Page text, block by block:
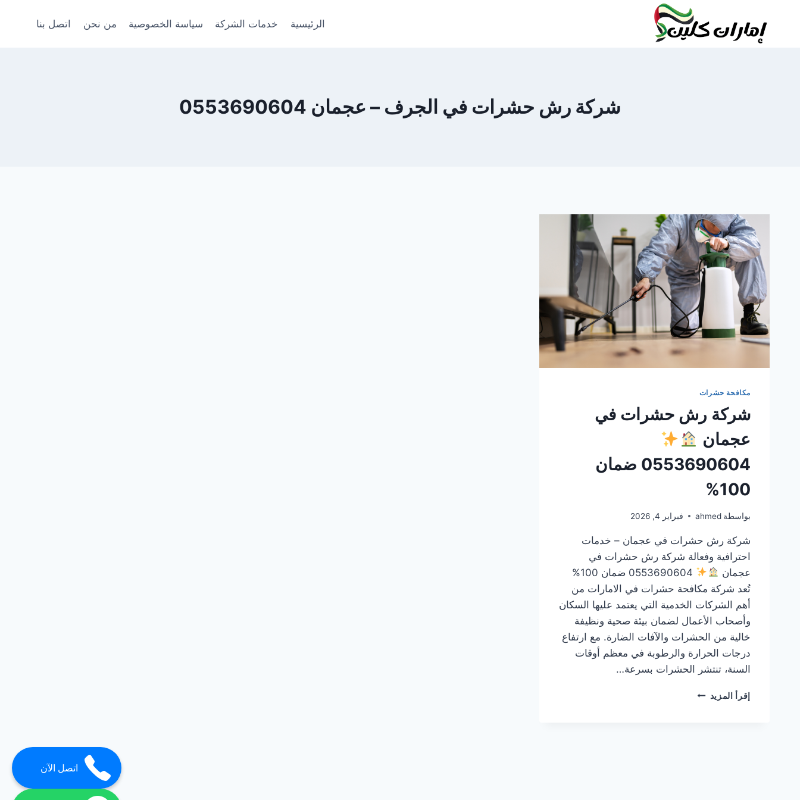
الرئيسية خدمات الشركة سياسة الخصوصية من نحن اتصل بنا
شركة رش حشرات في الجرف – عجمان 0553690604
مكافحة حشرات
شركة رش حشرات في
عجمان
0553690604 ضمان
100%
بواسطة ahmed فبراير 4, 2026
شركة رش حشرات في عجمان – خدمات
احترافية وفعالة شركة رش حشرات في
عجمان
0553690604 ضمان 100%
تُعد شركة مكافحة حشرات في الامارات من
أهم الشركات الخدمية التي يعتمد عليها السكان
وأصحاب الأعمال لضمان بيئة صحية ونظيفة
خالية من الحشرات والآفات الضارة. مع ارتفاع
درجات الحرارة والرطوبة في معظم أوقات
السنة، تنتشر الحشرات بسرعة…
إقرأ المزيد شركة
اتصل الآن